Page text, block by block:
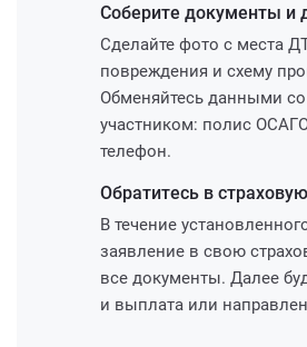
Соберите документы и
Сделайте фото с места
повреждения и схему
Обменяйтесь данными
участником: полис
телефон.
Обратитесь в страховую
В течение
заявление в свою
все документы. Далее
и выплата или